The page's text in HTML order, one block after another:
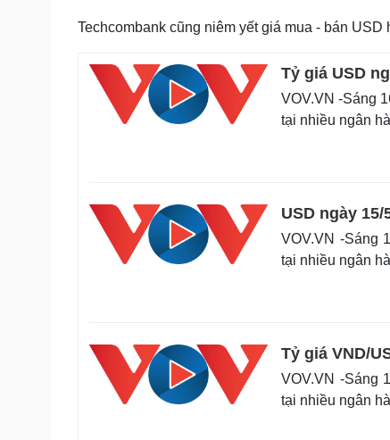
Techcombank cũng niêm yết giá mua - bán
Tỷ giá USD
VOV.VN -Sáng
tại nhiều ngân
USD ngày
VOV.VN -Sáng
tại nhiều ngân
Tỷ giá VND/
VOV.VN -Sáng
tại nhiều ngân